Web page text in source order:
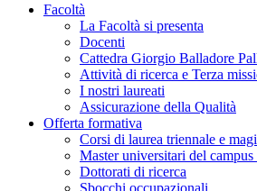
Facoltà
La Facoltà si presenta
Docenti
Cattedra Giorgio Balladore
Attività di ricerca e Terza
I nostri laureati
Assicurazione della Qualità
Offerta formativa
Corsi di laurea triennale e
Master universitari del
Dottorati di ricerca
Sbocchi occupazionali